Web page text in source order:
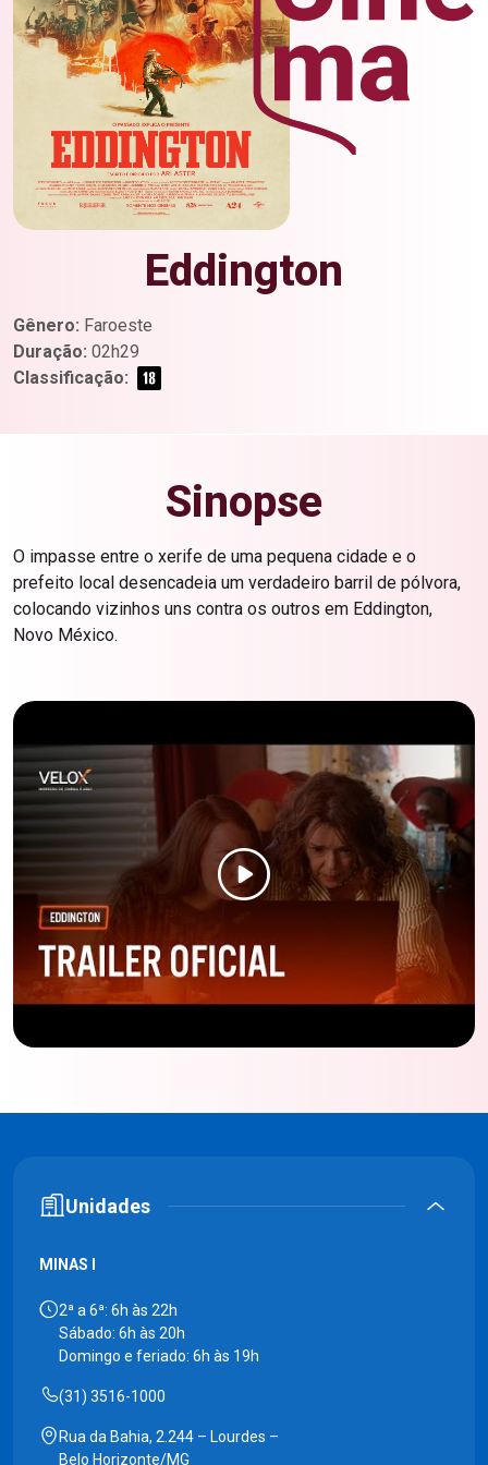
Eddington
Gênero: Faroeste
Duração: 02h29
Classificação:
Sinopse
O impasse entre o xerife de uma pequena cidade e o
prefeito local desencadeia um verdadeiro barril de pólvora,
colocando vizinhos uns contra os outros em Eddington,
Novo México.
Unidades
MINAS I
2ª a 6ª: 6h às 22h
Sábado: 6h às 20h
Domingo e feriado: 6h às 19h
(31) 3516-1000
Rua da Bahia, 2.244 – Lourdes –
Belo Horizonte/MG